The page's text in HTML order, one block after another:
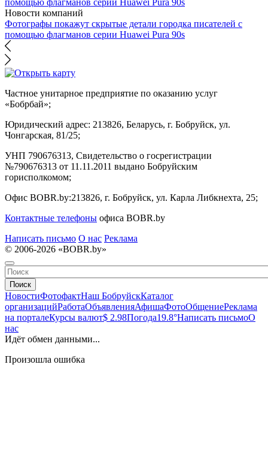
Новости компаний
Фотографы покажут скрытые детали городка писателей с
помощью флагманов серии Huawei Pura 90s
Частное унитарное предприятие по оказанию услуг
«Бобрбай»;
Юридический адрес: 213826, Беларусь, г. Бобруйск, ул.
Чонгарская, 81/25;
УНП 790676313, Свидетельство о госрегистрации
№790676313 от 11.11.2011 выдано Бобруйским
горисполкомом;
Офис BOBR.by:213826, г. Бобруйск, ул. Карла Либкнехта, 25;
Контактные телефоны офиса BOBR.by
Написать письмо О нас Реклама
© 2006-2026 «BOBR.by»
Поиск
НовостиФотофактНаш БобруйскКаталог
организацийРаботаОбъявленияАфишаФотоОбщениеРеклама
на порталеКурсы валют$ 2.98Погода19.8°Написать письмоО
нас
Идёт обмен данными...
Произошла ошибка